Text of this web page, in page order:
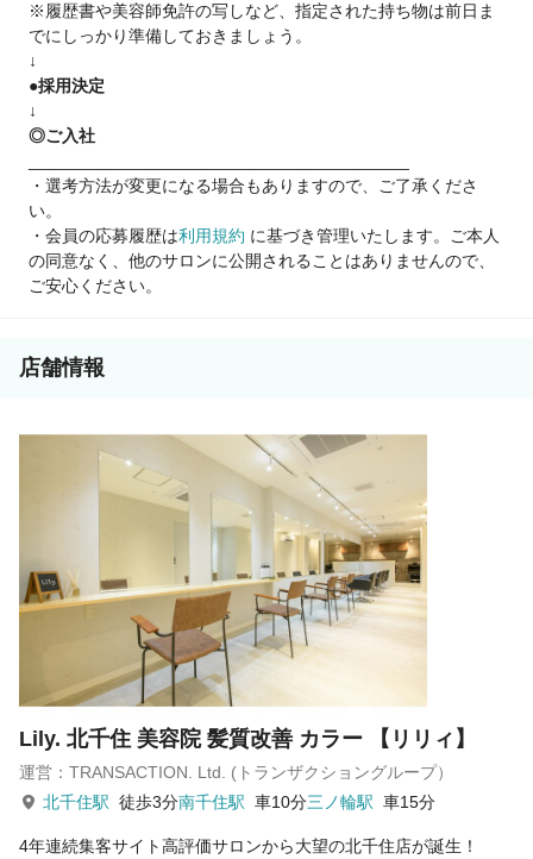
【顧客をお持ちの方】
無条件で技術売上の最大70％還元
売上により月給45万円以上、歩合70%のスタッフも！
※見学・面接時交通費支給
※履歴書や美容師免許の写しなど、指定された持ち物は前日ま
でにしっかり準備しておきましょう。
↓
●採用決定
↓
◎ご入社
・選考方法が変更になる場合もありますので、ご了承くださ
い。
・会員の応募履歴は利用規約 に基づき管理いたします。ご本人
の同意なく、他のサロンに公開されることはありませんので、
ご安心ください。
店舗情報
Lily. 北千住 美容院 髪質改善 カラー 【リリィ】
運営：TRANSACTION. Ltd. (トランザクショングループ）
北千住駅 徒歩3分南千住駅 車10分三ノ輪駅 車15分
4年連続集客サイト高評価サロンから大望の北千住店が誕生！